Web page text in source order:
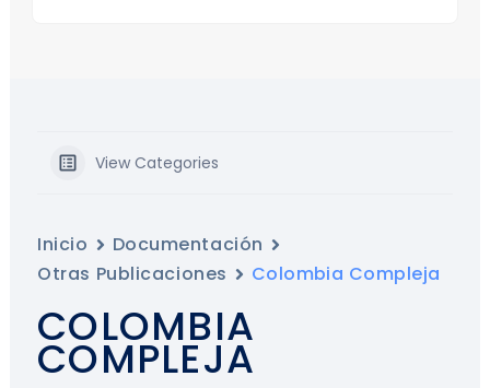
View Categories
Inicio
Documentación
Otras Publicaciones
Colombia Compleja
COLOMBIA
COMPLEJA